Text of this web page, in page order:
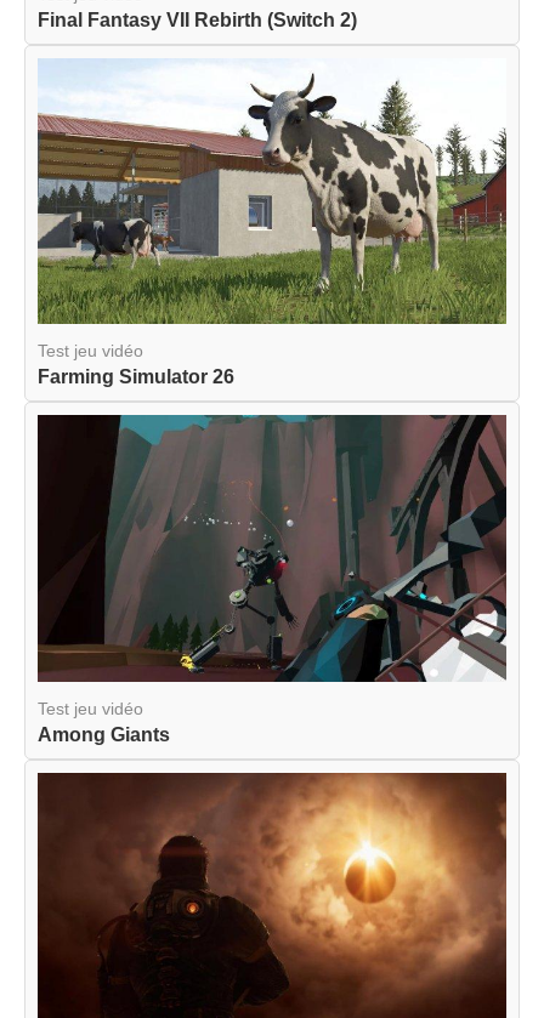
Final Fantasy VII Rebirth (Switch 2)
Test jeu vidéo
Farming Simulator 26
Test jeu vidéo
Among Giants